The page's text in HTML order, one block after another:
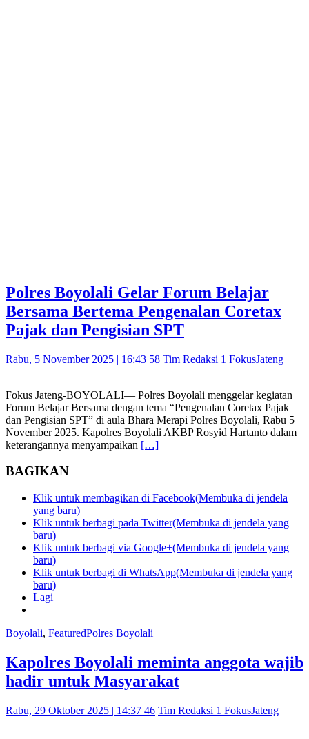
Polres Boyolali Gelar Forum Belajar
Bersama Bertema Pengenalan Coretax
Pajak dan Pengisian SPT
Rabu, 5 November 2025 | 16:43 58 Tim Redaksi 1 FokusJateng
Fokus Jateng-BOYOLALI— Polres Boyolali menggelar kegiatan
Forum Belajar Bersama dengan tema “Pengenalan Coretax Pajak
dan Pengisian SPT” di aula Bhara Merapi Polres Boyolali, Rabu 5
November 2025. Kapolres Boyolali AKBP Rosyid Hartanto dalam
keterangannya menyampaikan […]
BAGIKAN
Klik untuk membagikan di Facebook(Membuka di jendela
yang baru)
Klik untuk berbagi pada Twitter(Membuka di jendela yang
baru)
Klik untuk berbagi via Google+(Membuka di jendela yang
baru)
Klik untuk berbagi di WhatsApp(Membuka di jendela yang
baru)
Lagi
Boyolali, FeaturedPolres Boyolali
Kapolres Boyolali meminta anggota wajib
hadir untuk Masyarakat
Rabu, 29 Oktober 2025 | 14:37 46 Tim Redaksi 1 FokusJateng